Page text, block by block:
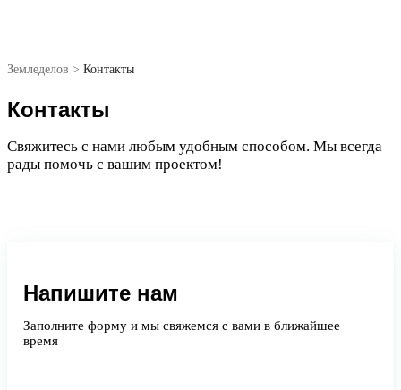
Земледелов > Контакты
Контакты
Свяжитесь с нами любым удобным способом. Мы всегда
рады помочь с вашим проектом!
Напишите нам
Заполните форму и мы свяжемся с вами в ближайшее
время